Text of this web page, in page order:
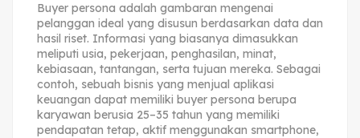
Buyer persona adalah gambaran mengenai
pelanggan ideal yang disusun berdasarkan data dan
hasil riset. Informasi yang biasanya dimasukkan
meliputi usia, pekerjaan, penghasilan, minat,
kebiasaan, tantangan, serta tujuan mereka. Sebagai
contoh, sebuah bisnis yang menjual aplikasi
keuangan dapat memiliki buyer persona berupa
karyawan berusia 25–35 tahun yang memiliki
pendapatan tetap, aktif menggunakan smartphone,